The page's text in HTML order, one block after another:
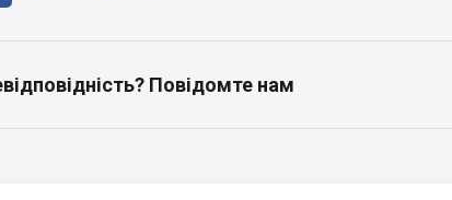
Повідомте нам